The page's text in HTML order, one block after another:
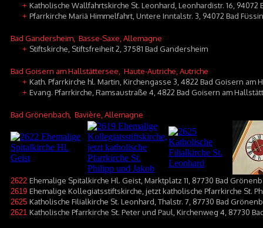
+ Katholische Wallfahrtskirche St. Leonhard, Leonhardistr. 16, 94072
+ Pfarrkirche Mariä Himmelfahrt, Untere Inntalstr. 3, 94072 Bad
Bad Gandersheim , Basse-Saxe, Allemagne
+ Stiftskirche, Stiftsfreiheit 2, 37581 Bad Gandersheim
Bad Goisern am Hallstättersee , Haute-Autriche, Autriche
+ Kath. Pfarrkirche hl. Martin, Kirchengasse 3, 4822 Bad Goisern am
+ Evang. Pfarrkirche, Ramsaustraße 4, 4822 Bad Goisern am
Bad Grönenbach , Bavière, Allemagne
2622 Ehemalige Spitalkirche Hl. Geist, Marktplatz 11, 87730 Bad
2619 Ehemalige Kollegiatsstiftskirche, jetzt katholische Pfarrkirche St.
2625 Katholische Filialkirche St. Leonhard, Thalstr. 7, 87730 Bad
2621 Katholische Pfarrkirche St. Peter und Paul, Kirchenweg 4, 87730